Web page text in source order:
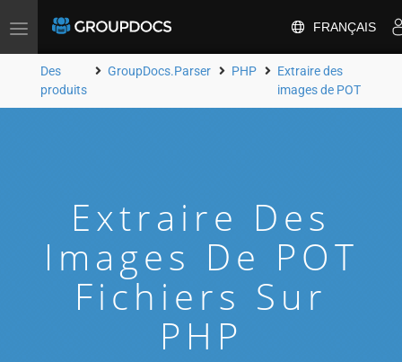
Toggle
FRANÇAIS
Des
produits
GroupDocs.Parser PHP
Extraire des
images de POT
Extraire Des
Images De POT
Fichiers Sur
PHP